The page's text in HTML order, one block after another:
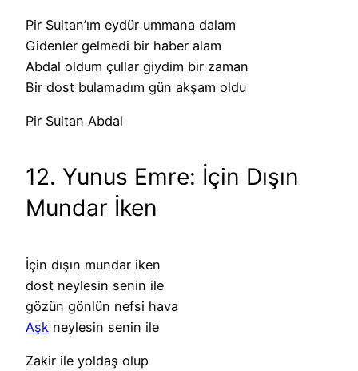
Pir Sultan’ım eydür ummana dalam
Gidenler gelmedi bir haber alam
Abdal oldum çullar giydim bir zaman
Bir dost bulamadım gün akşam oldu
Pir Sultan Abdal
12. Yunus Emre: İçin Dışın
Mundar İken
İçin dışın mundar iken
dost neylesin senin ile
gözün gönlün nefsi hava
Aşk neylesin senin ile
Zakir ile yoldaş olup